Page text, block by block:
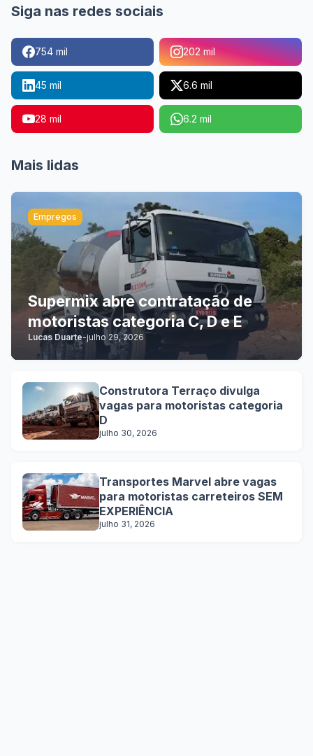
Siga nas redes sociais
754 mil 202 mil
45 mil 6.6 mil
28 mil 6.2 mil
Mais lidas
Empregos
Supermix abre contratação de
motoristas categoria C, D e E
Lucas Duarte-julho 29, 2026
Construtora Terraço divulga
vagas para motoristas categoria
D
julho 30, 2026
Transportes Marvel abre vagas
para motoristas carreteiros SEM
EXPERIÊNCIA
julho 31, 2026